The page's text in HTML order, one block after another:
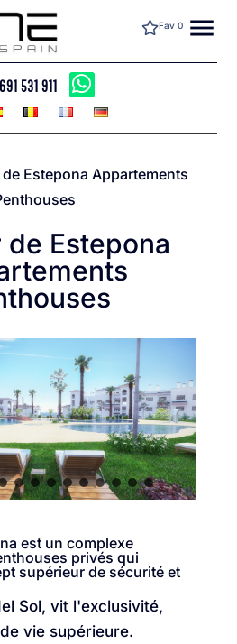
531 911
menu
Fav 0
Estepona Appartements
Estepona
est un complexe
privés qui
supérieur de sécurité et
Sol, vit l'exclusivité,
vie supérieure.